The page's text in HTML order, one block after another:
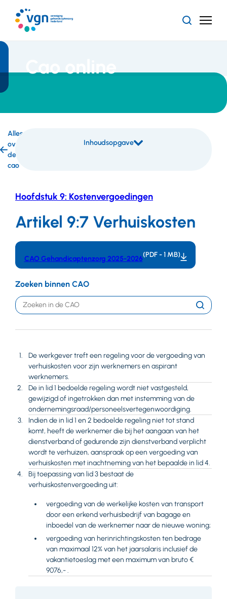
naar
hoofdinhoud
ZoekenMenu
Cao online
Alles
over
de
cao
Inhoudsopgave
Hoofdstuk 9: Kostenvergoedingen
Artikel 9:7 Verhuiskosten
CAO Gehandicaptenzorg 2025-2026(PDF - 1 MB)
Zoeken binnen CAO
Trefwoord
Zoeken
De werkgever treft een regeling voor de vergoeding van
verhuiskosten voor zijn werknemers en aspirant
werknemers.
De in lid 1 bedoelde regeling wordt niet vastgesteld,
gewijzigd of ingetrokken dan met instemming van de
ondernemingsraad/personeelsvertegenwoordiging.
Indien de in lid 1 en 2 bedoelde regeling niet tot stand
komt, heeft de werknemer die bij het aangaan van het
dienstverband of gedurende zijn dienstverband verplicht
wordt te verhuizen, aanspraak op een vergoeding van
verhuiskosten met inachtneming van het bepaalde in lid 4.
Bij toepassing van lid 3 bestaat de
verhuiskostenvergoeding uit:
vergoeding van de werkelijke kosten van transport
door een erkend verhuisbedrijf van bagage en
inboedel van de werknemer naar de nieuwe woning;
vergoeding van herinrichtingskosten ten bedrage
van maximaal 12% van het jaarsalaris inclusief de
vakantietoeslag met een maximum van bruto €
9076,- .